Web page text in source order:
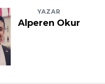
YAZAR
Alperen Okur